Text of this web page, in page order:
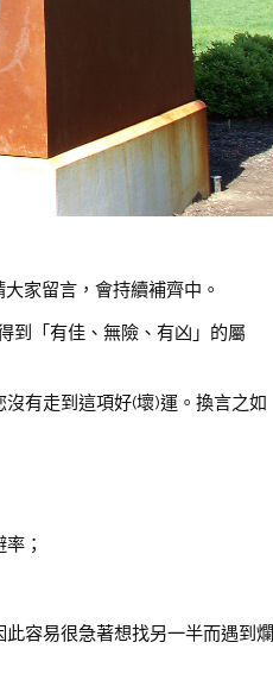
家留言，會持續補齊中。
到「有佳、無險、有凶」的屬
有走到這項好(壞)運。換言之如
；
容易很急著想找另一半而遇到爛